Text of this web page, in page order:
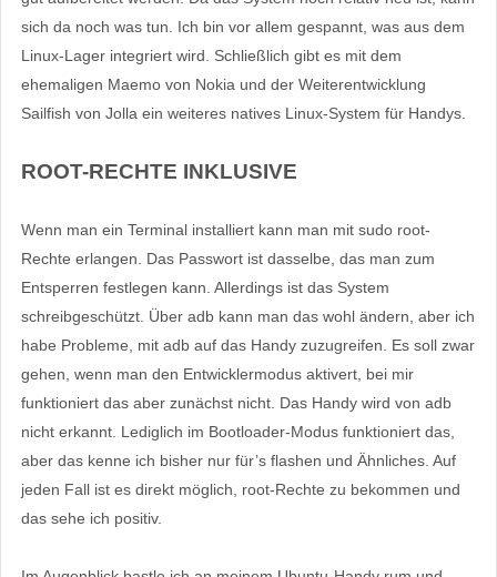
sich da noch was tun. Ich bin vor allem gespannt, was aus dem
Linux-Lager integriert wird. Schließlich gibt es mit dem
ehemaligen Maemo von Nokia und der Weiterentwicklung
Sailfish von Jolla ein weiteres natives Linux-System für Handys.
ROOT-RECHTE INKLUSIVE
Wenn man ein Terminal installiert kann man mit sudo root-
Rechte erlangen. Das Passwort ist dasselbe, das man zum
Entsperren festlegen kann. Allerdings ist das System
schreibgeschützt. Über adb kann man das wohl ändern, aber ich
habe Probleme, mit adb auf das Handy zuzugreifen. Es soll zwar
gehen, wenn man den Entwicklermodus aktivert, bei mir
funktioniert das aber zunächst nicht. Das Handy wird von adb
nicht erkannt. Lediglich im Bootloader-Modus funktioniert das,
aber das kenne ich bisher nur für’s flashen und Ähnliches. Auf
jeden Fall ist es direkt möglich, root-Rechte zu bekommen und
das sehe ich positiv.